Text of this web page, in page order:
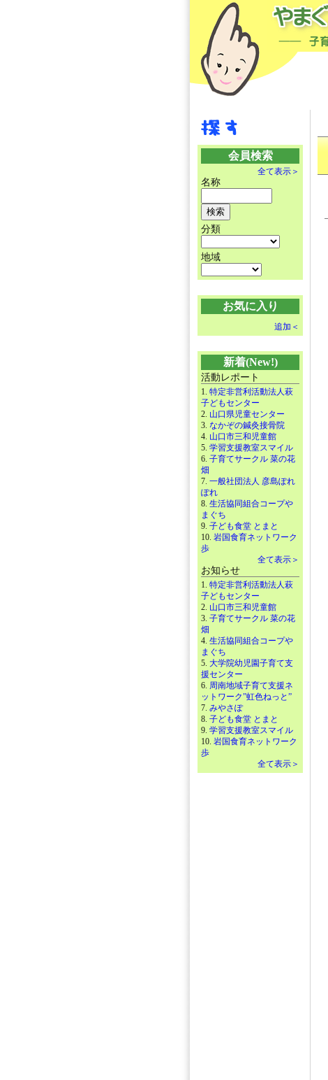
会員検索
全て表示＞
名称
分類
地域
お気に入り
追加＜
新着(New!)
活動レポート
1. 特定非営利活動法人萩
子どもセンター
2. 山口県児童センター
3. なかぞの鍼灸接骨院
4. 山口市三和児童館
5. 学習支援教室スマイル
6. 子育てサークル 菜の花
畑
7. 一般社団法人 彦島ぽれ
ぽれ
8. 生活協同組合コープや
まぐち
9. 子ども食堂 とまと
10. 岩国食育ネットワーク
歩
全て表示＞
お知らせ
1. 特定非営利活動法人萩
子どもセンター
2. 山口市三和児童館
3. 子育てサークル 菜の花
畑
4. 生活協同組合コープや
まぐち
5. 大学院幼児園子育て支
援センター
6. 周南地域子育て支援ネ
ットワーク”虹色ねっと”
7. みやさぽ
8. 子ども食堂 とまと
9. 学習支援教室スマイル
10. 岩国食育ネットワーク
歩
全て表示＞